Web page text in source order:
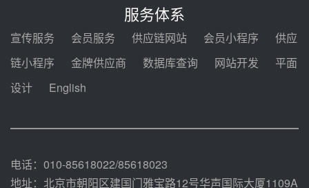
2026-2029年熔盐介质框架协议
中能建华中试研院中标重能新疆
100MW光热项目机组调试及性能
规模化助力构建绿色低碳电力供给
服务体系
宣传服务 会员服务 供应链网站 会员小程序
供应
链小程序
金牌供应商 数据库查询 网站开发
平面
设计
English
电话：010-85618022/85618023
地址：北京市朝阳区建国门雅宝路12号华声国际大厦1109A